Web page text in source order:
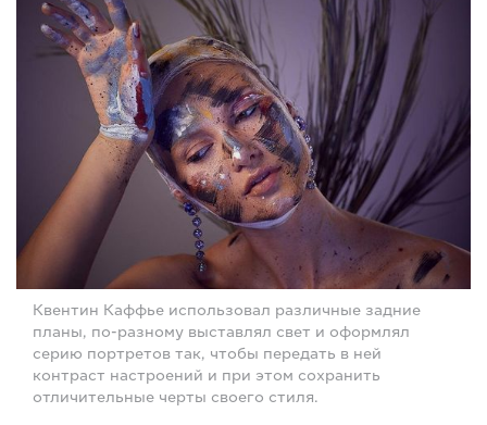
Квентин Каффье использовал различные задние
планы, по-разному выставлял свет и оформлял
серию портретов так, чтобы передать в ней
контраст настроений и при этом сохранить
отличительные черты своего стиля.